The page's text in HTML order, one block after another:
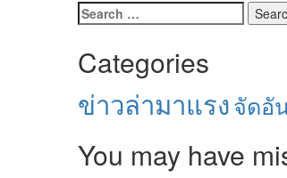
Search
for:
Categories
ข่าวล่ามาแรงจัดอั
You may have